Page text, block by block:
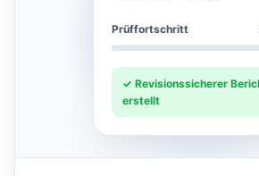
Prüffortschritt
✓ Revisionssicherer
erstellt